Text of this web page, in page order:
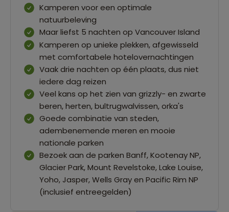
Kamperen voor een optimale
natuurbeleving
Maar liefst 5 nachten op Vancouver Island
Kamperen op unieke plekken, afgewisseld
met comfortabele hotelovernachtingen
Vaak drie nachten op één plaats, dus niet
iedere dag reizen
Veel kans op het zien van grizzly- en zwarte
beren, herten, bultrugwalvissen, orka's
Goede combinatie van steden,
adembenemende meren en mooie
nationale parken
Bezoek aan de parken Banff, Kootenay NP,
Glacier Park, Mount Revelstoke, Lake Louise,
Yoho, Jasper, Wells Gray en Pacific Rim NP
(inclusief entreegelden)